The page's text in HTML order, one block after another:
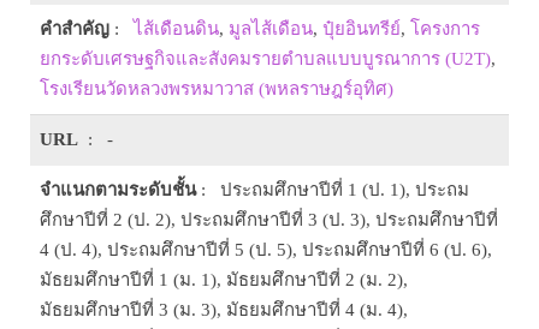
คำสำคัญ : ไส้เดือนดิน, มูลไส้เดือน, ปุ๋ยอินทรีย์, โครงการ
ยกระดับเศรษฐกิจและสังคมรายตำบลแบบบูรณาการ (U2T),
โรงเรียนวัดหลวงพรหมาวาส (พหลราษฎร์อุทิศ)
URL : -
จำแนกตามระดับชั้น: ประถมศึกษาปีที่ 1 (ป. 1), ประถม
ศึกษาปีที่ 2 (ป. 2), ประถมศึกษาปีที่ 3 (ป. 3), ประถมศึกษาปีที่
4 (ป. 4), ประถมศึกษาปีที่ 5 (ป. 5), ประถมศึกษาปีที่ 6 (ป. 6),
มัธยมศึกษาปีที่ 1 (ม. 1), มัธยมศึกษาปีที่ 2 (ม. 2),
มัธยมศึกษาปีที่ 3 (ม. 3), มัธยมศึกษาปีที่ 4 (ม. 4),